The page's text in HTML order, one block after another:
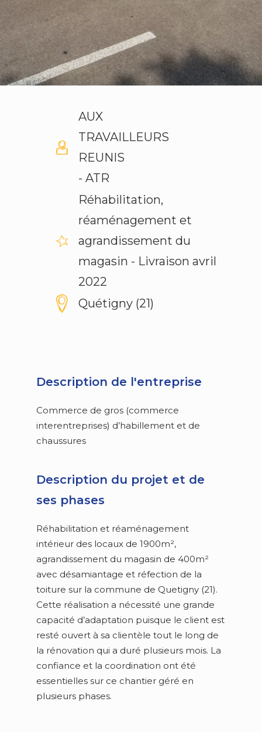
AUX
TRAVAILLEURS
REUNIS
- ATR
Réhabilitation,
réaménagement et
agrandissement du
magasin - Livraison avril
2022
Quétigny (21)
Description de l'entreprise
Commerce de gros (commerce
interentreprises) d’habillement et de
chaussures
Description du projet et de
ses phases
Réhabilitation et réaménagement
intérieur des locaux de 1900m²,
agrandissement du magasin de 400m²
avec désamiantage et réfection de la
toiture sur la commune de Quetigny (21).
Cette réalisation a nécessité une grande
capacité d’adaptation puisque le client est
resté ouvert à sa clientèle tout le long de
la rénovation qui a duré plusieurs mois. La
confiance et la coordination ont été
essentielles sur ce chantier géré en
plusieurs phases.